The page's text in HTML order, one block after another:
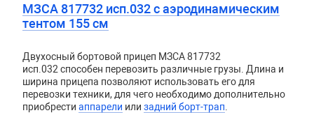
МЗСА 817732 исп.032 с аэродинамическим
тентом 155 см
Двухосный бортовой прицеп МЗСА 817732
исп.032 способен перевозить различные грузы. Длина и
ширина прицепа позволяют использовать его для
перевозки техники, для чего необходимо дополнительно
приобрести аппарели или задний борт-трап